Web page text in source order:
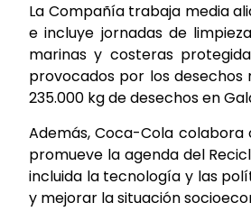
La Compañía trabaja media
e incluye jornadas de
marinas y costeras
provocados por los
235.000 kg de desechos en
Además, Coca-Cola colabora
promueve la agenda del
incluida la tecnología y las
y mejorar la situación